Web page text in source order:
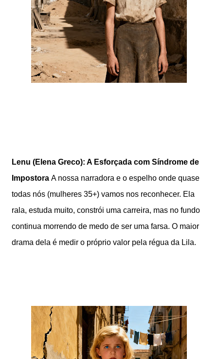
Lenu (Elena Greco): A Esforçada com Síndrome de
Impostora A nossa narradora e o espelho onde quase
todas nós (mulheres 35+) vamos nos reconhecer. Ela
rala, estuda muito, constrói uma carreira, mas no fundo
continua morrendo de medo de ser uma farsa. O maior
drama dela é medir o próprio valor pela régua da Lila.